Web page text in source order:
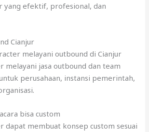
yang efektif, profesional, dan
Cianjur
melayani outbound di Cianjur
melayani jasa outbound dan team
perusahaan, instansi pemerintah,
bisa custom
dapat membuat konsep custom sesuai